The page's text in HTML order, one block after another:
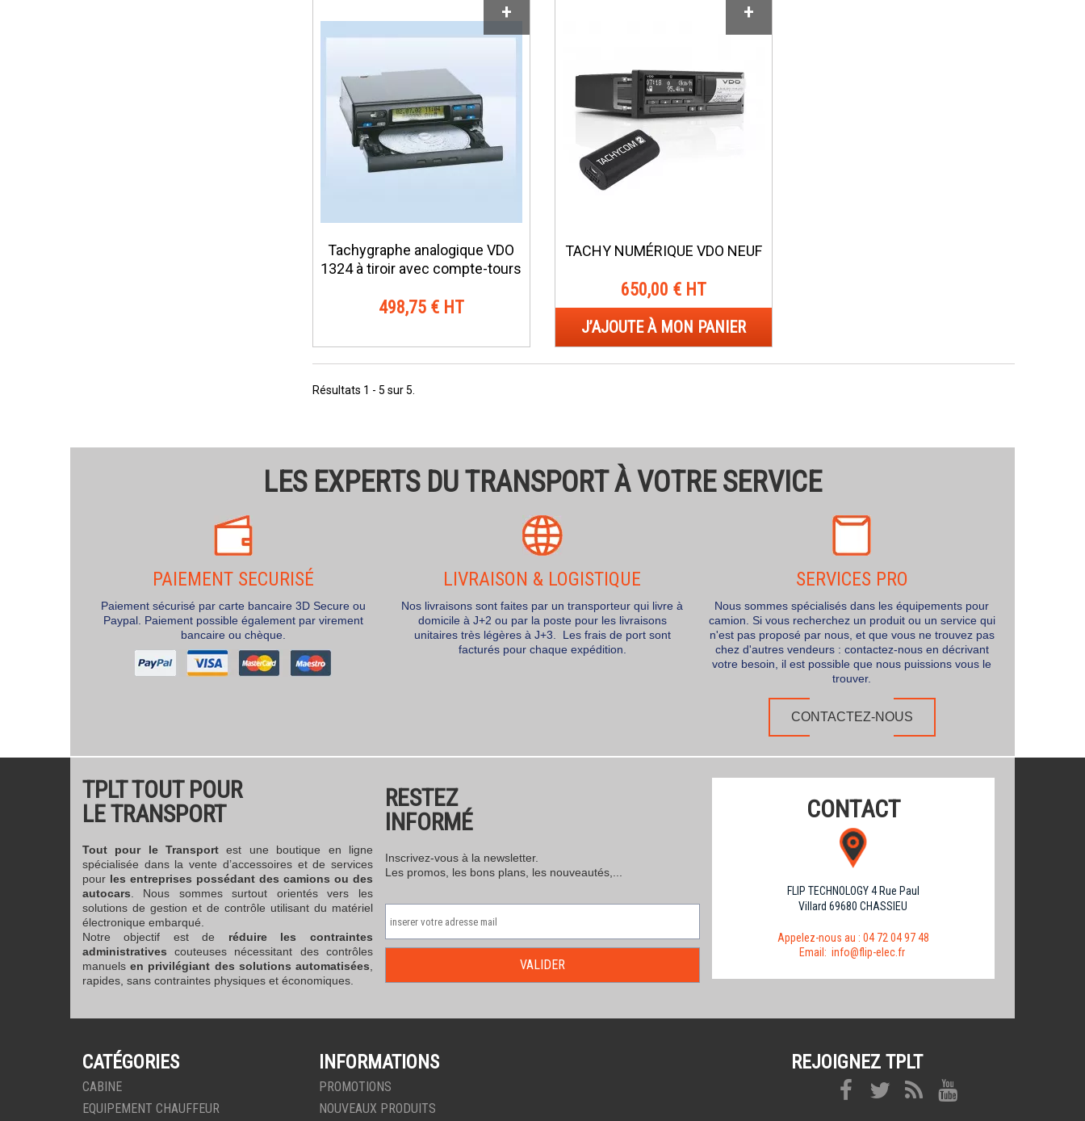
+
Tachygraphe analogique VDO
1324 à tiroir avec compte-tours
498,75 € HT
+
TACHY NUMÉRIQUE VDO NEUF
650,00 € HT
J’AJOUTE À MON PANIER
Résultats 1 - 5 sur 5.
LES EXPERTS DU TRANSPORT À VOTRE SERVICE
PAIEMENT SECURISÉ
Paiement sécurisé par carte bancaire 3D Secure ou
Paypal. Paiement possible également par virement
bancaire ou chèque.
LIVRAISON & LOGISTIQUE
Nos livraisons sont faites par un transporteur qui livre à
domicile à J+2 ou par la poste pour les livraisons
unitaires très légères à J+3. Les frais de port sont
facturés pour chaque expédition.
SERVICES PRO
Nous sommes spécialisés dans les équipements pour
camion. Si vous recherchez un produit ou un service qui
n'est pas proposé par nous, et que vous ne trouvez pas
chez d'autres vendeurs : contactez-nous en décrivant
votre besoin, il est possible que nous puissions vous le
trouver.
CONTACTEZ-NOUS
TPLT TOUT POUR
LE TRANSPORT
Tout pour le Transport est une boutique en ligne
spécialisée dans la vente d’accessoires et de services
pour les entreprises possédant des camions ou des
autocars . Nous sommes surtout orientés vers les
solutions de gestion et de contrôle utilisant du matériel
électronique embarqué.
Notre objectif est de réduire les contraintes
administratives couteuses nécessitant des contrôles
manuelsen privilégiant des solutions automatisées
rapides, sans contraintes physiques et économiques.
RESTEZ
INFORMÉ
Inscrivez-vous à la newsletter.
Les promos, les bons plans, les nouveautés,...
CONTACT
FLIP TECHNOLOGY 4 Rue Paul
Villard 69680 CHASSIEU
Appelez-nous au : 04 72 04 97 48
Email: info@flip-elec.fr
CATÉGORIES
CABINE
EQUIPEMENT CHAUFFEUR
INFORMATIONS
PROMOTIONS
NOUVEAUX PRODUITS
REJOIGNEZ TPLT